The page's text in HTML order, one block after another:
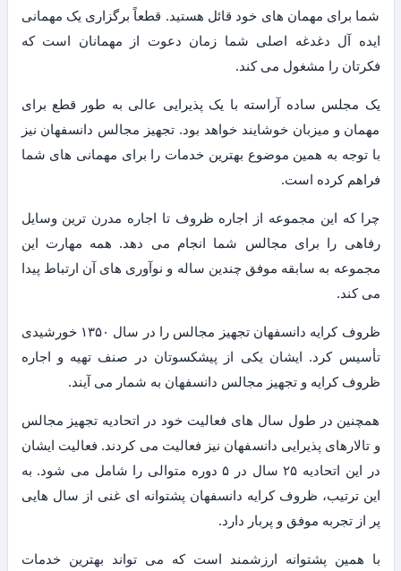
شما برای مهمان های خود قائل هستید. قطعاً برگزاری یک مهمانی
ایده آل دغدغه اصلی شما زمان دعوت از مهمانان است که
فکرتان را مشغول می کند.
یک مجلس ساده آراسته با یک پذیرایی عالی به طور قطع برای
مهمان و میزبان خوشایند خواهد بود. تجهیز مجالس دانسفهان نیز
با توجه به همین موضوع بهترین خدمات را برای مهمانی های شما
فراهم کرده است.
چرا که این مجموعه از اجاره ظروف تا اجاره مدرن ترین وسایل
رفاهی را برای مجالس شما انجام می دهد. همه مهارت این
مجموعه به سابقه موفق چندین ساله و نوآوری های آن ارتباط پیدا
می کند.
ظروف کرایه دانسفهان تجهیز مجالس را در سال ۱۳۵۰ خورشیدی
تأسیس کرد. ایشان یکی از پیشکسوتان در صنف تهیه و اجاره
ظروف کرایه و تجهیز مجالس دانسفهان به شمار می آیند.
همچنین در طول سال های فعالیت خود در اتحادیه تجهیز مجالس
و تالارهای پذیرایی دانسفهان نیز فعالیت می کردند. فعالیت ایشان
در این اتحادیه ۲۵ سال در ۵ دوره متوالی را شامل می شود. به
این ترتیب، ظروف کرایه دانسفهان پشتوانه ای غنی از سال هایی
پر از تجربه موفق و پربار دارد.
با همین پشتوانه ارزشمند است که می تواند بهترین خدمات